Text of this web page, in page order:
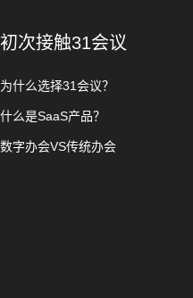
初次接触31会议
为什么选择31会议？
什么是SaaS产品？
数字办会VS传统办会